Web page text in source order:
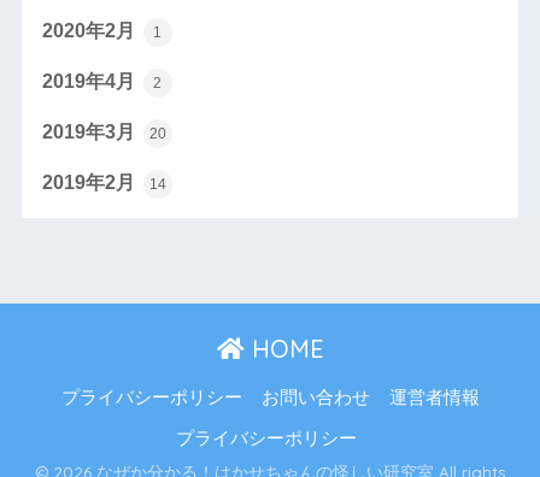
2020年2月 1
2019年4月 2
2019年3月 20
2019年2月 14
HOME
プライバシーポリシー お問い合わせ 運営者情報
プライバシーポリシー
© 2026 なぜか分かる！はかせちゃんの怪しい研究室 All rights